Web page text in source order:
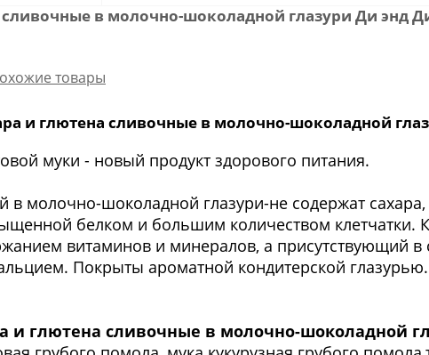
в молочно-шоколадной глазури Ди энд
товары
и глютена сливочные в молочно-шоколадной
муки - новый продукт здорового питания.
в молочно-шоколадной глазури-не содержат
белком и большим количеством клетчатки.
витаминов и минералов, а присутствующий в
Покрыты ароматной кондитерской
и глютена сливочные в молочно-шоколадной